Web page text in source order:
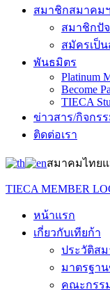
สมาชิกสมาคมฯ
สมาชิกปั
สมัครเป็
พันธมิตร
Platinum
Become
TIECA
ข่าวสาร/กิจกร
ติดต่อเรา
สมาคมไทย
TIECA MEMBER
หน้าแรก
เกี่ยวกับเทียก้า
ประวัติส
มาตรฐา
คณะกรร